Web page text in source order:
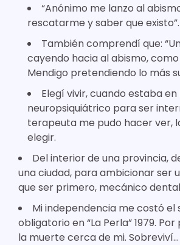
“Anónimo me lanzo al
rescatarme y saber que existo”.
También comprendí que:
cayendo hacia al abismo,
Mendigo pretendiendo lo más
Elegí vivir, cuando estaba
neuropsiquiátrico para ser
terapeuta me pudo hacer ver,
elegir.
Del interior de una provincia,
una ciudad, para ambicionar ser
que ser primero, mecánico
Mi independencia me costó el
obligatorio en “La Perla” 1979.
la muerte cerca de mi. Sobreviví…